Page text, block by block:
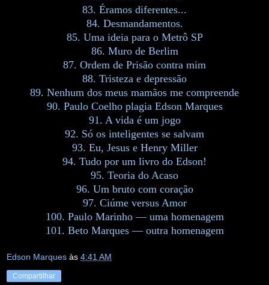
83. Éramos diferentes...
84. Desmandamentos.
85. Uma ideia para o Metrô SP
86. Muro de Berlim
87. Ordem de Prisão contra mim
88. Tristeza e depressão
89. Nenhum dos meus mamãos me compreende
90. Paulo Coelho plagia Edson Marques
91. A vida é um jogo
92. Só os inteligentes se salvam
93. Eu, Jesus e Henry Miller
94. Tudo por um livro do Edson!
95. Teoria do Acaso
96. Um bruto com coração
97. Ciúme versus Amor
100. Paulo Marinho — uma homenagem
101. Beto Marques — outra homenagem
Edson Marques às 4:41 AM
Compartilhar